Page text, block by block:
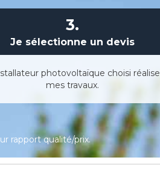
3.
Je sélectionne un devis
photovoltaïque choisi réalise
mes travaux.
rapport qualité/prix.